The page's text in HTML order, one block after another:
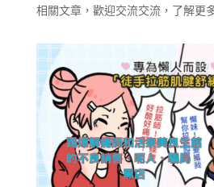
相關文章，歡迎交流交流，了解更